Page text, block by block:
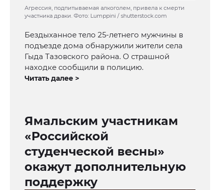
Агрессия, подпитываемая алкоголем, привела к смерти
участника драки. Фото: Lumppini / shutterstock.com
Бездыханное тело 25-летнего мужчины в
подъезде дома обнаружили жители села
Гыда Тазовского района. О страшной
находке сообщили в полицию.
Читать далее >
Ямальским участникам
«Российской
студенческой весны»
окажут дополнительную
поддержку